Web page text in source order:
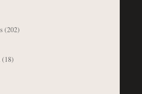
(202)
(18)